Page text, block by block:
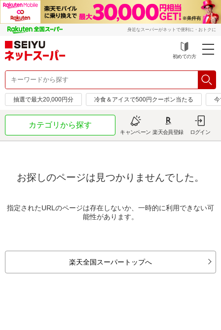
身近なスーパーがネットで便利に・おトクに
初めての方
抽選で最大20,000円分 冷食＆アイスで500円クーポン当たる
カテゴリから探す
キャンペーン 楽天会員登録 ログイン
お探しのページは見つかりませんでした。
指定されたURLのページは存在しないか、一時的に利用できない可
能性があります。
楽天全国スーパートップへ